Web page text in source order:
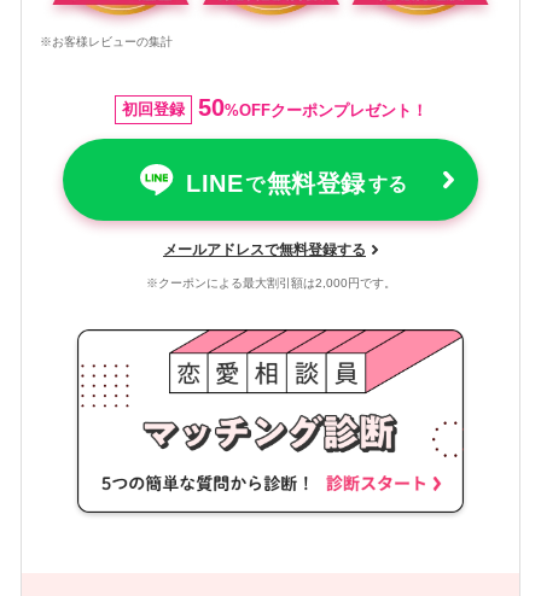
※お客様レビューの集計
初回登録 50%OFFクーポンプレゼント！
LINEで無料登録する
メールアドレスで無料登録する
※クーポンによる最大割引額は2,000円です。